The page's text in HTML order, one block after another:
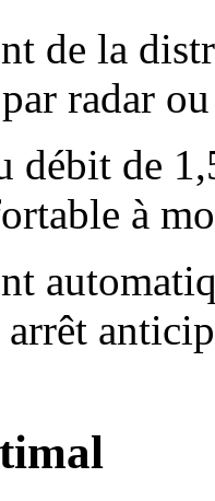
de la
radar
débit de
à
arrêt